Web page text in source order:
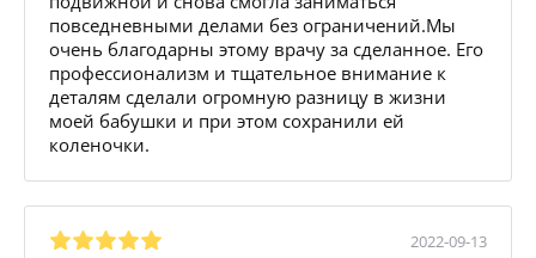
повседневными делами без ограничений.Мы
очень благодарны этому врачу за сделанное. Его
профессионализм и тщательное внимание к
деталям сделали огромную разницу в жизни
моей бабушки и при этом сохранили ей
коленочки.
2022-09-13